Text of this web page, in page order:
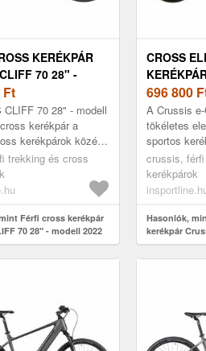
KERÉKPÁR
70 28" -
Ft
CLIFF 70 28" - modell
kerékpár a
kerékpárok közé
KELLYS
alloy könnyített
trekking és cross
Férfi cross kerékpár
70 28" - modell 2022
CROSS
CROSS
696 800
A Crussis
tökéletes
sportos
közúton,
könnyebb
modellként
crussis,
kerékpárok
Hasonlók,
kerékpár
- 2024